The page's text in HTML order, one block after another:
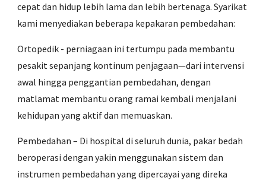
cepat dan hidup lebih lama dan lebih bertenaga. Syarikat
kami menyediakan beberapa kepakaran pembedahan:
Ortopedik - perniagaan ini tertumpu pada membantu
pesakit sepanjang kontinum penjagaan—dari intervensi
awal hingga penggantian pembedahan, dengan
matlamat membantu orang ramai kembali menjalani
kehidupan yang aktif dan memuaskan.
Pembedahan – Di hospital di seluruh dunia, pakar bedah
beroperasi dengan yakin menggunakan sistem dan
instrumen pembedahan yang dipercayai yang direka